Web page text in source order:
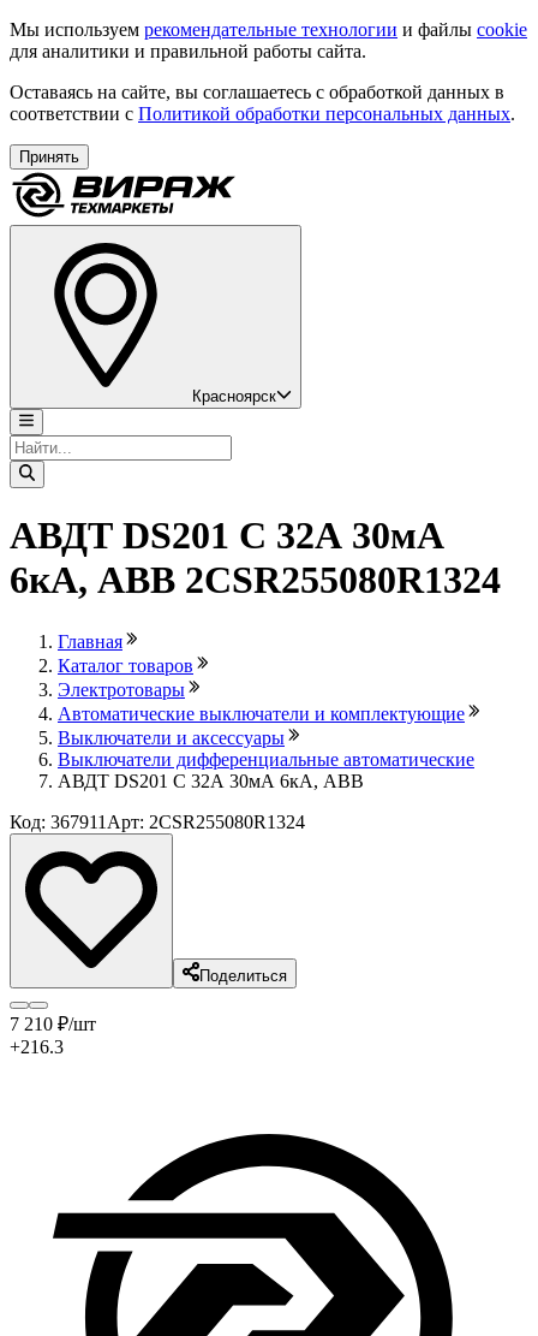
Мы используем рекомендательные технологии и файлы cookie
для аналитики и правильной работы сайта.
Оставаясь на сайте, вы соглашаетесь с обработкой данных в
соответствии с Политикой обработки персональных данных.
Принять
Красноярск
АВДТ DS201 C 32А 30мА
6кА, ABB 2CSR255080R1324
Главная
Каталог товаров
Электротовары
Автоматические выключатели и комплектующие
Выключатели и аксессуары
Выключатели дифференциальные автоматические
АВДТ DS201 C 32А 30мА 6кА, ABB
Код: 367911 Арт: 2CSR255080R1324
Поделиться
7 210 ₽/шт
+216.3